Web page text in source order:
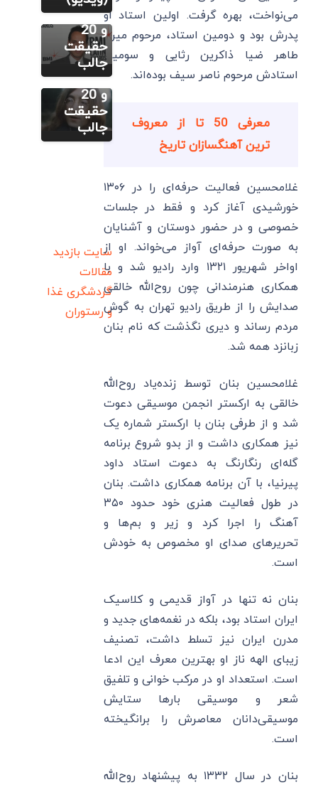
می‌نواخت، بهره گرفت. اولین استاد او
پدرش بود و دومین استاد، مرحوم میرزا
طاهر ضیا ذاکرین رثایی و سومین
استادش مرحوم ناصر سیف بوده‌اند.
معرفی 50 تا از معروف
ترین آهنگسازان تاریخ
غلامحسین فعالیت حرفه‌ای را در ۱۳۰۶
خورشیدی آغاز کرد و فقط در جلسات
خصوصی و در حضور دوستان و آشنایان
به صورت حرفه‌ای آواز می‌خواند. او از
اواخر شهریور ۱۳۲۱ وارد رادیو شد و با
همکاری هنرمندانی چون روح‌الله خالقی
صدایش را از طریق رادیو تهران به گوش
مردم رساند و دیری نگذشت که نام بنان
زبانزد همه شد.
غلامحسین بنان توسط زنده‌یاد روح‌الله
خالقی به ارکستر انجمن موسیقی دعوت
شد و از طرفی بنان با ارکستر شماره یک
نیز همکاری داشت و از بدو شروع برنامه
گله‌ای رنگارنگ به دعوت استاد داود
پیرنیا، با آن برنامه همکاری داشت. بنان
در طول فعالیت هنری خود حدود ۳۵۰
آهنگ را اجرا کرد و زیر و بم‌ها و
تحریرهای صدای او مخصوص به خودش
است.
بنان نه تنها در آواز قدیمی و کلاسیک
ایران استاد بود، بلکه در نغمه‌های جدید و
مدرن ایران نیز تسلط داشت، تصنیف
زیبای الهه ناز او بهترین معرف این ادعا
است. استعداد او در مرکب خوانی و تلفیق
شعر و موسیقی بارها ستایش
موسیقی‌دانان معاصرش را برانگیخته
است.
بنان در سال ۱۳۳۲ به پیشنهاد روح‌الله
آهنگ ها
و 20
حقیقت
جالب
سایر
جان لنون:
زندگینامه،
بهترین
آهنگ ها
و 20
حقیقت
جالب
سایت بازدید
مقالات
گردشگری غذا
و رستوران